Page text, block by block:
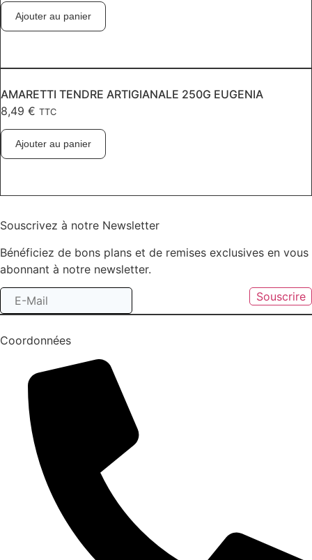
Ajouter au panier
AMARETTI TENDRE ARTIGIANALE 250G EUGENIA
8,49 € TTC
Ajouter au panier
Souscrivez à notre Newsletter
Bénéficiez de bons plans et de remises exclusives en vous
abonnant à notre newsletter.
Souscrire
Coordonnées